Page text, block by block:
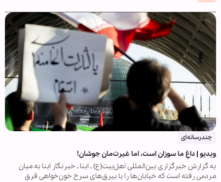
چندرسانه‌ای
ویدیو | داغِ ما سوزان است، اما غیرت‌مان جوشان!
به گزارش خبرگزاری بین‌المللی اهل‌بیت(ع) ـ ابنا ـ خبرنگار ابنا به میان
مردمی رفته است که خیابان‌ها را با بیرق‌های سرخ خون‌خواهی قرق